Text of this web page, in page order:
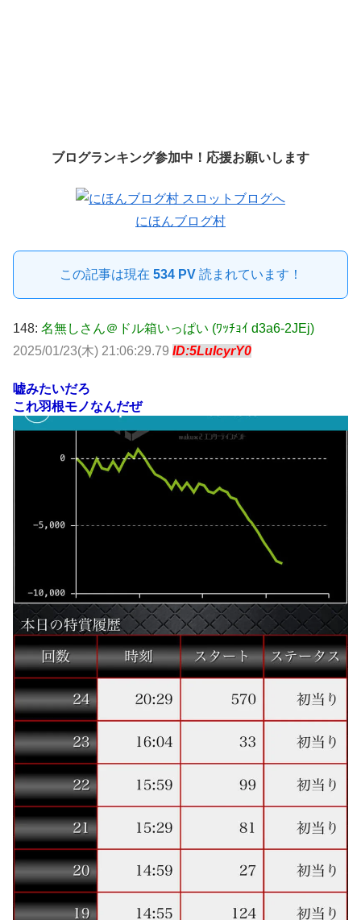
ブログランキング参加中！応援お願いします
にほんブログ村
この記事は現在 534 PV読まれています！
148: 名無しさん＠ドル箱いっぱい (ﾜｯﾁｮｲ d3a6-2JEj)
2025/01/23(木) 21:06:29.79 ID:5LuIcyrY0
嘘みたいだろ
これ羽根モノなんだぜ